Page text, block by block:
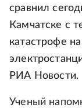
сравнил
Камчатске с
катастрофе
РИА Новости.
Ученый